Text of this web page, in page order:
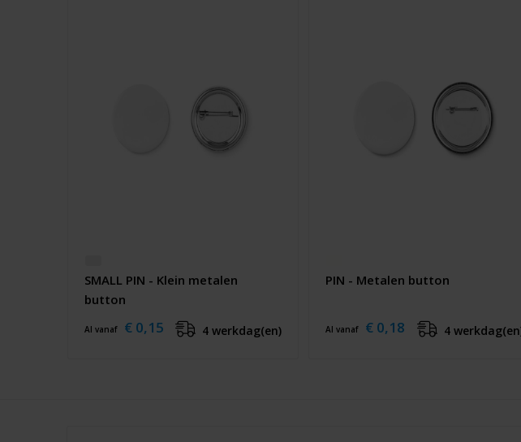
SMALL PIN - Klein metalen
button
Al vanaf € 0,15 4 werkdag(en)
PIN - Metalen button
Al vanaf € 0,18 4